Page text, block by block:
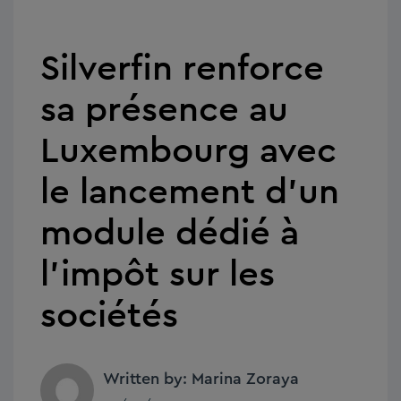
Silverfin renforce
sa présence au
Luxembourg avec
le lancement d’un
module dédié à
l’impôt sur les
sociétés
Written by: Marina Zoraya